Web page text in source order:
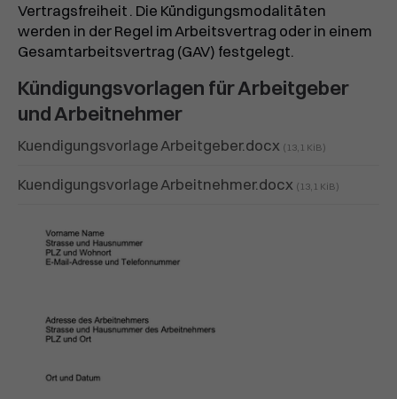
Vertragsfreiheit . Die Kündigungsmodalitäten
werden in der Regel im Arbeitsvertrag oder in einem
Gesamtarbeitsvertrag (GAV) festgelegt.
Kündigungsvorlagen für Arbeitgeber
und Arbeitnehmer
Kuendigungsvorlage Arbeitgeber.docx (13,1 KiB)
Kuendigungsvorlage Arbeitnehmer.docx (13,1 KiB)